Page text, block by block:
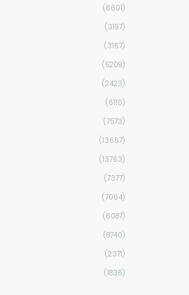
(6601)
(3197)
(3167)
(5209)
(2423)
(6110)
(7573)
(13667)
(13763)
(7377)
(7064)
(6087)
(8740)
(2371)
(1836)